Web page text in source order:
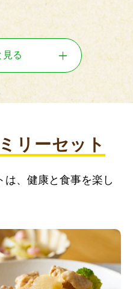
見る
リーセット
は、健康と食事を楽し